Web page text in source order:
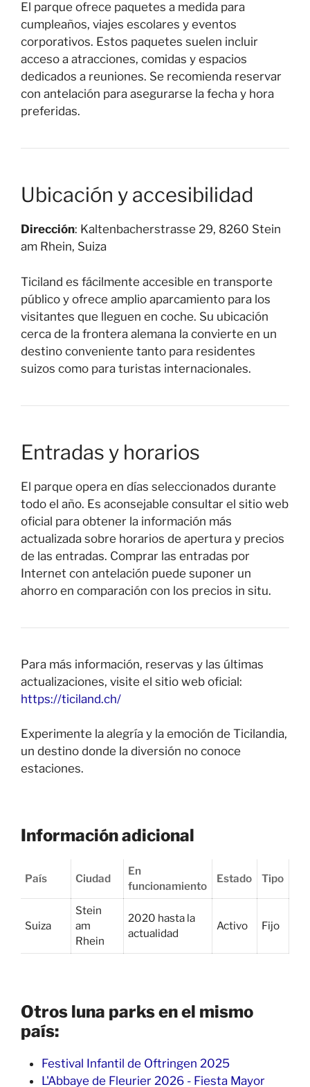
El parque ofrece paquetes a medida para
cumpleaños, viajes escolares y eventos
corporativos. Estos paquetes suelen incluir
acceso a atracciones, comidas y espacios
dedicados a reuniones. Se recomienda reservar
con antelación para asegurarse la fecha y hora
preferidas.
Ubicación y accesibilidad
Dirección: Kaltenbacherstrasse 29, 8260 Stein
am Rhein, Suiza
Ticiland es fácilmente accesible en transporte
público y ofrece amplio aparcamiento para los
visitantes que lleguen en coche. Su ubicación
cerca de la frontera alemana la convierte en un
destino conveniente tanto para residentes
suizos como para turistas internacionales.
Entradas y horarios
El parque opera en días seleccionados durante
todo el año. Es aconsejable consultar el sitio web
oficial para obtener la información más
actualizada sobre horarios de apertura y precios
de las entradas. Comprar las entradas por
Internet con antelación puede suponer un
ahorro en comparación con los precios in situ.
Para más información, reservas y las últimas
actualizaciones, visite el sitio web oficial:
https://ticiland.ch/
Experimente la alegría y la emoción de Ticilandia,
un destino donde la diversión no conoce
estaciones.
Información adicional
País Ciudad
En
funcionamiento
Estado Tipo
Suiza
Stein
am
Rhein
2020 hasta la
actualidad
Activo Fijo
Otros luna parks en el mismo
país:
Festival Infantil de Oftringen 2025
L'Abbaye de Fleurier 2026 - Fiesta Mayor